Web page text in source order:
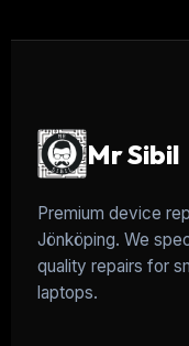
Mr Sibil
Premium device
Jönköping. We
quality repairs for
laptops.